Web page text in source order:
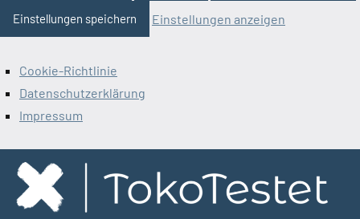
Einstellungen speichern Einstellungen anzeigen
Cookie-Richtlinie
Datenschutzerklärung
Impressum
Zum
Inhalt
springen